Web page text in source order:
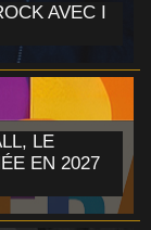
AVEC I
LE
EN 2027